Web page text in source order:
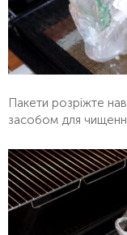
Пакети розріжте
засобом для